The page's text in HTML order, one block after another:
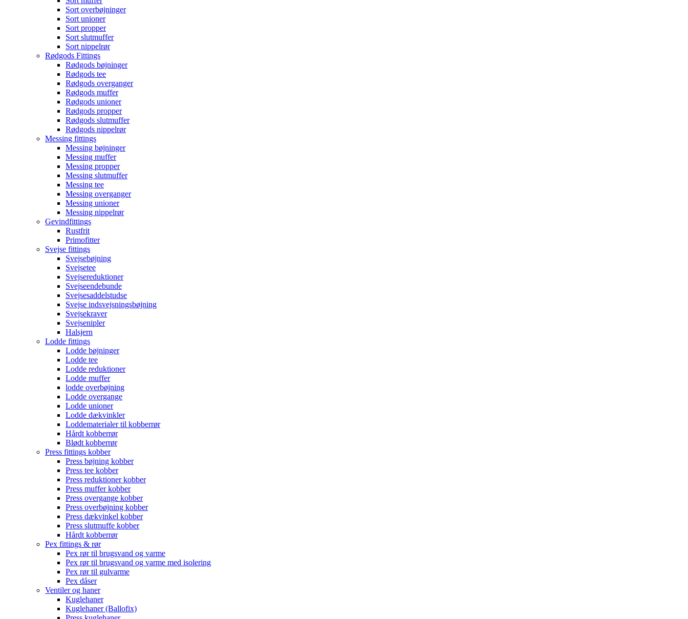
Sort overbøjninger
Sort unioner
Sort propper
Sort slutmuffer
Sort nippelrør
Rødgods Fittings
Rødgods bøjninger
Rødgods tee
Rødgods overganger
Rødgods muffer
Rødgods unioner
Rødgods propper
Rødgods slutmuffer
Rødgods nippelrør
Messing fittings
Messing bøjninger
Messing muffer
Messing propper
Messing slutmuffer
Messing tee
Messing overganger
Messing unioner
Messing nippelrør
Gevindfittings
Rustfrit
Primofitter
Svejse fittings
Svejsebøjning
Svejsetee
Svejsereduktioner
Svejseendebunde
Svejsesaddelstudse
Svejse indsvejsningsbøjning
Svejsekraver
Svejsenipler
Halsjern
Lodde fittings
Lodde bøjninger
Lodde tee
Lodde reduktioner
Lodde muffer
lodde overbøjning
Lodde overgange
Lodde unioner
Lodde dækvinkler
Loddematerialer til kobberrør
Hårdt kobberrør
Blødt kobberrør
Press fittings kobber
Press bøjning kobber
Press tee kobber
Press reduktioner kobber
Press muffer kobber
Press overgange kobber
Press overbøjning kobber
Press dækvinkel kobber
Press slutmuffe kobber
Hårdt kobberrør
Pex fittings & rør
Pex rør til brugsvand og varme
Pex rør til brugsvand og varme med isolering
Pex rør til gulvarme
Pex dåser
Ventiler og haner
Kuglehaner
Kuglehaner (Ballofix)